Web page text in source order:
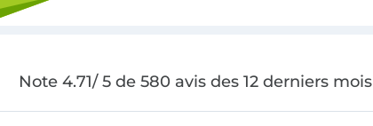
Note 4.71/ 5 de 580 avis des 12 derniers mois